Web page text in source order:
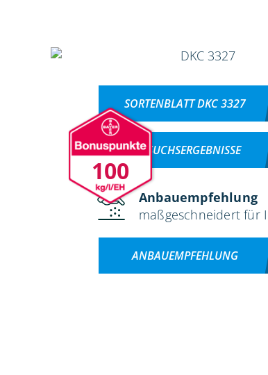
100
SORTENBLATT DKC 3327
VERSUCHSERGEBNISSE
Anbauempfehlung
maßgeschneidert für
ANBAUEMPFEHLUNG